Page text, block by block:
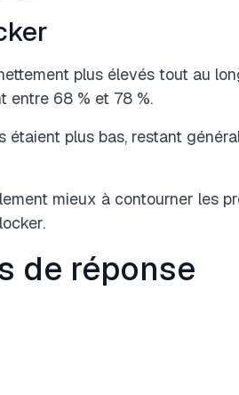
plus élevés tout au
entre 68 % et 78 %.
étaient plus bas, restant
mieux à contourner les
de réponse